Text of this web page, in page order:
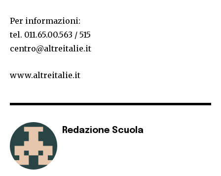
Per informazioni:
tel. 011.65.00.563 / 515
centro@altreitalie.it
www.altreitalie.it
Redazione Scuola